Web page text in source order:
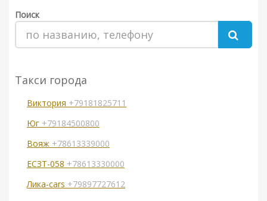
Поиск
Такси города
Виктория +79181825711
Юг +79184500800
Вояж +78613339000
ЕСЗТ-058 +78613330000
Лика-cars +79897727612